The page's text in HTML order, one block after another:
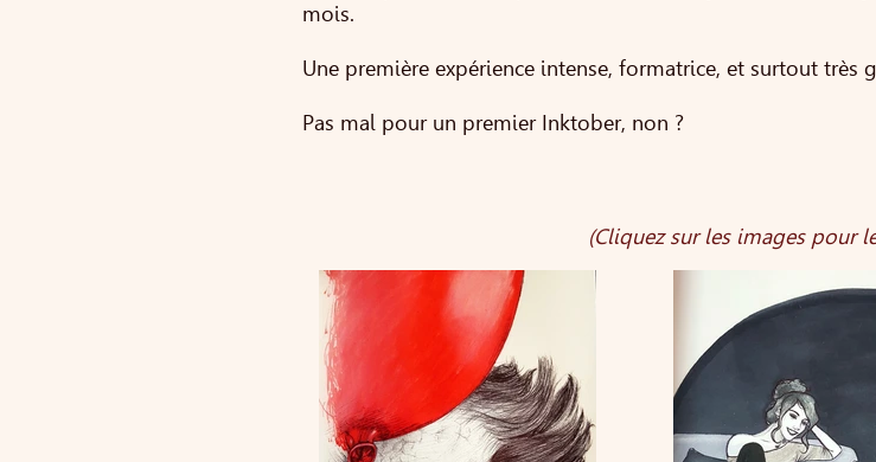
mois.
Une première expérience intense, formatrice, et surtout très
Pas mal pour un premier Inktober, non ?
(Cliquez sur les images pour